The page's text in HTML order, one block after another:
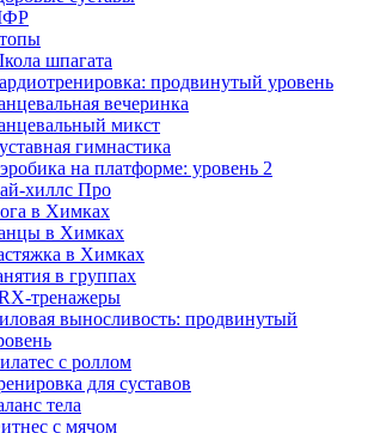
шпагата
продвинутый уровень
вечеринка
микст
гимнастика
на платформе: уровень 2
хиллс Про
в Химках
в Химках
в Химках
в группах
тренажеры
выносливость: продвинутый
с роллом
для суставов
тела
с мячом